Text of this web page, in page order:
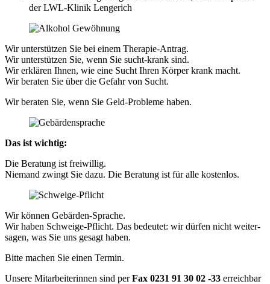
der LWL-Klinik Lengerich
Wir unterstützen Sie bei einem Therapie-Antrag.
Wir unterstützen Sie, wenn Sie sucht-krank sind.
Wir erklären Ihnen, wie eine Sucht Ihren Körper krank macht.
Wir beraten Sie über die Gefahr von Sucht.
Wir beraten Sie, wenn Sie Geld-Probleme haben.
Das ist wichtig:
Die Beratung ist freiwillig.
Niemand zwingt Sie dazu. Die Beratung ist für alle kostenlos.
Wir können Gebärden-Sprache.
Wir haben Schweige-Pflicht. Das bedeutet: wir dürfen nicht weiter-
sagen, was Sie uns gesagt haben.
Bitte machen Sie einen Termin.
Unsere Mitarbeiterinnen sind perFax 0231 91 30 02 -33 erreichbar